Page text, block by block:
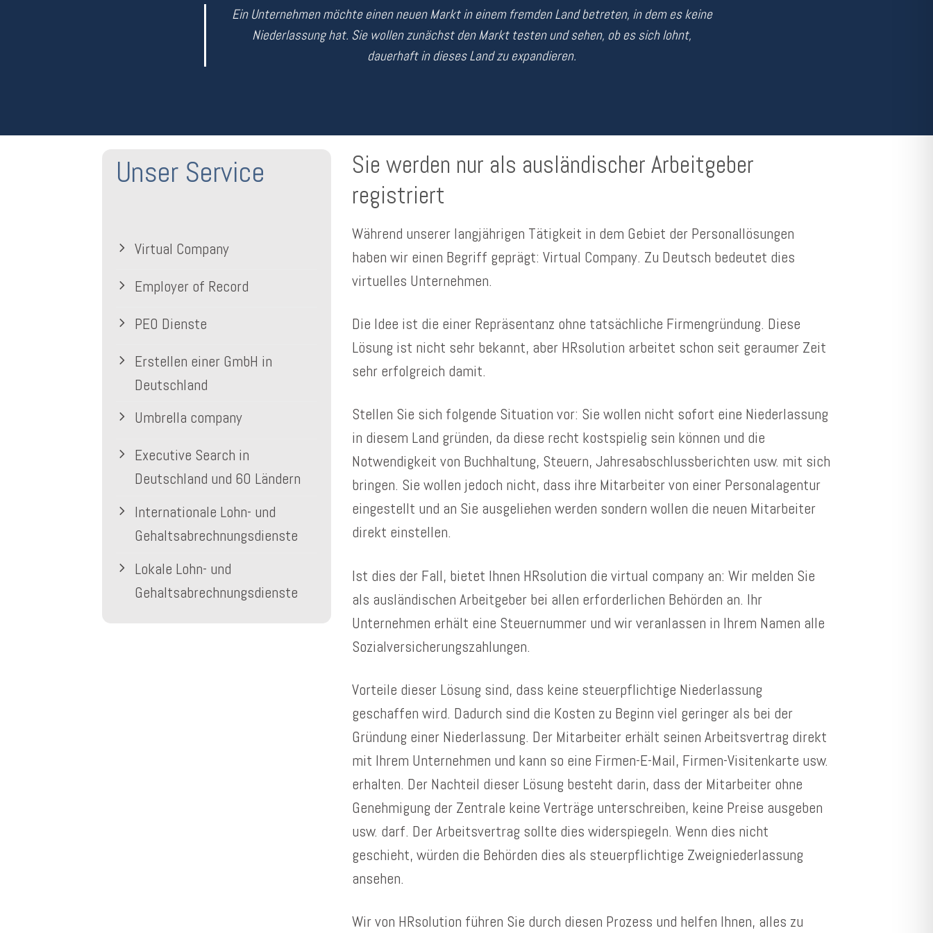
Ein Unternehmen möchte einen neuen Markt in einem fremden Land betreten, in dem es keine
Niederlassung hat. Sie wollen zunächst den Markt testen und sehen, ob es sich lohnt,
dauerhaft in dieses Land zu expandieren.
Unser Service
Virtual Company
Employer of Record
PEO Dienste
Erstellen einer GmbH in
Deutschland
Umbrella company
Executive Search in
Deutschland und 60 Ländern
Internationale Lohn- und
Gehaltsabrechnungsdienste
Lokale Lohn- und
Gehaltsabrechnungsdienste
Sie werden nur als ausländischer Arbeitgeber
registriert
Während unserer langjährigen Tätigkeit in dem Gebiet der Personallösungen
haben wir einen Begriff geprägt: Virtual Company. Zu Deutsch bedeutet dies
virtuelles Unternehmen.
Die Idee ist die einer Repräsentanz ohne tatsächliche Firmengründung. Diese
Lösung ist nicht sehr bekannt, aber HRsolution arbeitet schon seit geraumer Zeit
sehr erfolgreich damit.
Stellen Sie sich folgende Situation vor: Sie wollen nicht sofort eine Niederlassung
in diesem Land gründen, da diese recht kostspielig sein können und die
Notwendigkeit von Buchhaltung, Steuern, Jahresabschlussberichten usw. mit sich
bringen. Sie wollen jedoch nicht, dass ihre Mitarbeiter von einer Personalagentur
eingestellt und an Sie ausgeliehen werden sondern wollen die neuen Mitarbeiter
direkt einstellen.
Ist dies der Fall, bietet Ihnen HRsolution die virtual company an: Wir melden Sie
als ausländischen Arbeitgeber bei allen erforderlichen Behörden an. Ihr
Unternehmen erhält eine Steuernummer und wir veranlassen in Ihrem Namen alle
Sozialversicherungszahlungen.
Vorteile dieser Lösung sind, dass keine steuerpflichtige Niederlassung
geschaffen wird. Dadurch sind die Kosten zu Beginn viel geringer als bei der
Gründung einer Niederlassung. Der Mitarbeiter erhält seinen Arbeitsvertrag direkt
mit Ihrem Unternehmen und kann so eine Firmen-E-Mail, Firmen-Visitenkarte usw.
erhalten. Der Nachteil dieser Lösung besteht darin, dass der Mitarbeiter ohne
Genehmigung der Zentrale keine Verträge unterschreiben, keine Preise ausgeben
usw. darf. Der Arbeitsvertrag sollte dies widerspiegeln. Wenn dies nicht
geschieht, würden die Behörden dies als steuerpflichtige Zweigniederlassung
ansehen.
Wir von HRsolution führen Sie durch diesen Prozess und helfen Ihnen, alles zu